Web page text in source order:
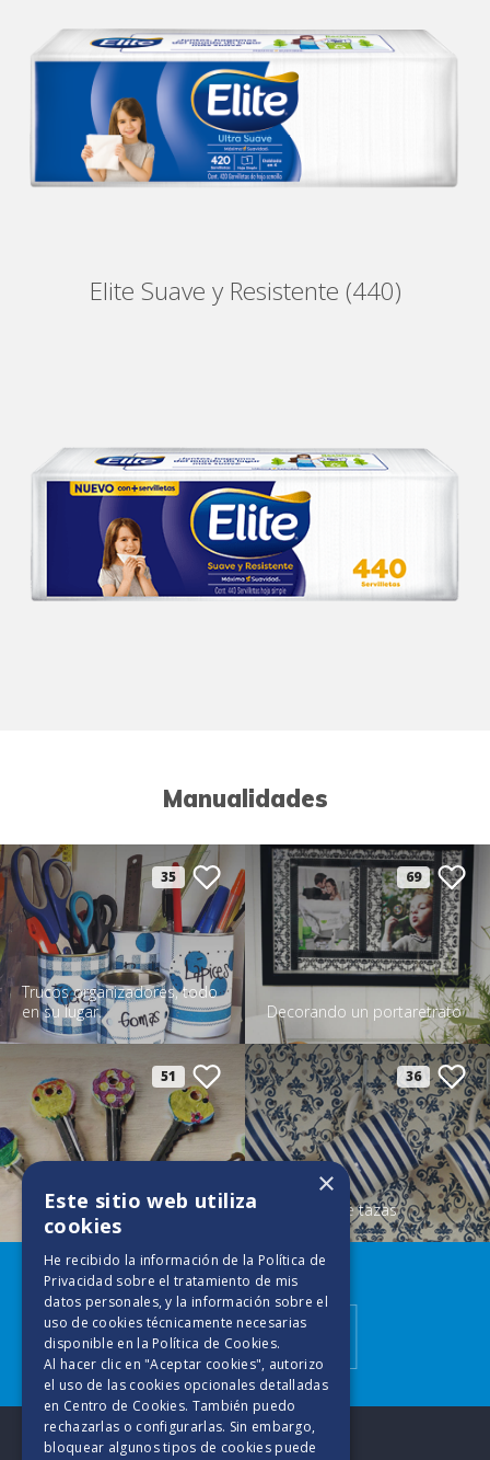
Elite Suave y Resistente (440)
Manualidades
35
Trucos organizadores, todo
en su lugar.
69
Decorando un portaretrato
51
¿Cuál llave es?
36
Colgador de tazas
Descubre más
Manualidades
×
Este sitio web utiliza
cookies
He recibido la información de la Política de
Privacidad sobre el tratamiento de mis
datos personales, y la información sobre el
uso de cookies técnicamente necesarias
disponible en la Política de Cookies.
Al hacer clic en "Aceptar cookies", autorizo
el uso de las cookies opcionales detalladas
en Centro de Cookies. También puedo
rechazarlas o configurarlas. Sin embargo,
bloquear algunos tipos de cookies puede